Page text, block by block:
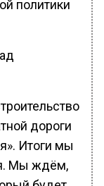
политики
дороги
Итоги мы
Мы ждём,